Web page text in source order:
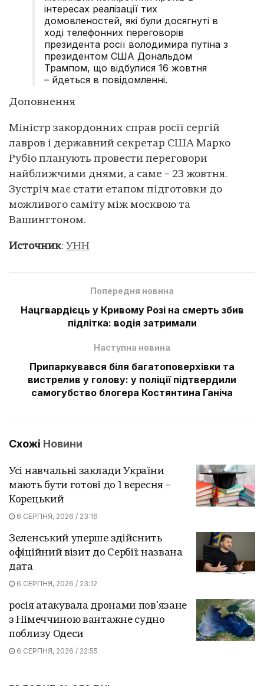
інтересах реалізації тих
домовленостей, які були досягнуті в
ході телефонних переговорів
президента росії володимира путіна з
президентом США Дональдом
Трампом, що відбулися 16 жовтня
– йдеться в повідомленні.
Доповнення
Міністр закордонних справ росії сергій
лавров і державний секретар США Марко
Рубіо планують провести переговори
найближчими днями, а саме – 23 жовтня.
Зустріч має стати етапом підготовки до
можливого саміту між москвою та
Вашингтоном.
Источник: УНН
Попередня новина
Нацгвардієць у Кривому Розі на смерть збив
підлітка: водія затримали
Наступна новина
Припаркувався біля багатоповерхівки та
вистрелив у голову: у поліції підтвердили
самогубство блогера Костянтина Ганіча
Схожі Новини
Усі навчальні заклади України
мають бути готові до 1 вересня –
Корецький
6 СЕРПНЯ, 2026 / 23:16
Зеленський уперше здійснить
офіційний візит до Сербії: названа
дата
6 СЕРПНЯ, 2026 / 23:12
росія атакувала дронами пов’язане
з Німеччиною вантажне судно
поблизу Одеси
6 СЕРПНЯ, 2026 / 22:55